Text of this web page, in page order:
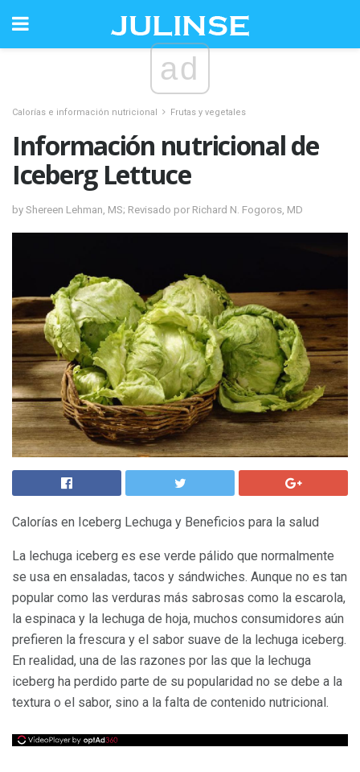
ad
Calorías e información nutricional Frutas y vegetales
Información nutricional de
Iceberg Lettuce
by Shereen Lehman, MS; Revisado por Richard N. Fogoros, MD
Calorías en Iceberg Lechuga y Beneficios para la salud
La lechuga iceberg es ese verde pálido que normalmente
se usa en ensaladas, tacos y sándwiches. Aunque no es tan
popular como las verduras más sabrosas como la escarola,
la espinaca y la lechuga de hoja, muchos consumidores aún
prefieren la frescura y el sabor suave de la lechuga iceberg.
En realidad, una de las razones por las que la lechuga
iceberg ha perdido parte de su popularidad no se debe a la
textura o el sabor, sino a la falta de contenido nutricional.